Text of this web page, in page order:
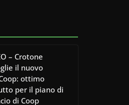
– Crotone
il nuovo
ottimo
per il piano di
di Coop